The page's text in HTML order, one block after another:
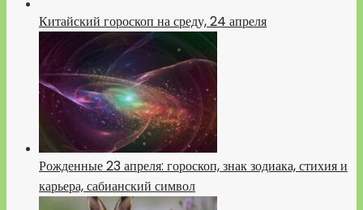
Китайский гороскоп на среду, 24 апреля
Рожденные 23 апреля: гороскоп, знак зодиака, стихия и
карьера, сабианский символ